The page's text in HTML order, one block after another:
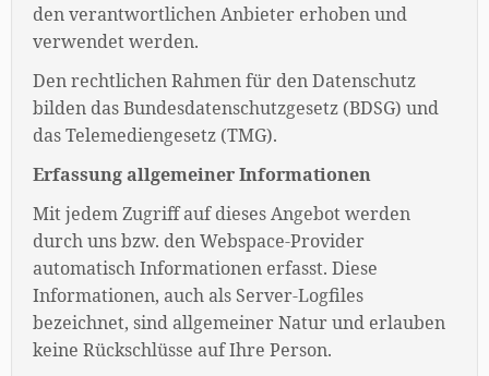
den verantwortlichen Anbieter erhoben und
verwendet werden.
Den rechtlichen Rahmen für den Datenschutz
bilden das Bundesdatenschutzgesetz (BDSG) und
das Telemediengesetz (TMG).
Erfassung allgemeiner Informationen
Mit jedem Zugriff auf dieses Angebot werden
durch uns bzw. den Webspace-Provider
automatisch Informationen erfasst. Diese
Informationen, auch als Server-Logfiles
bezeichnet, sind allgemeiner Natur und erlauben
keine Rückschlüsse auf Ihre Person.